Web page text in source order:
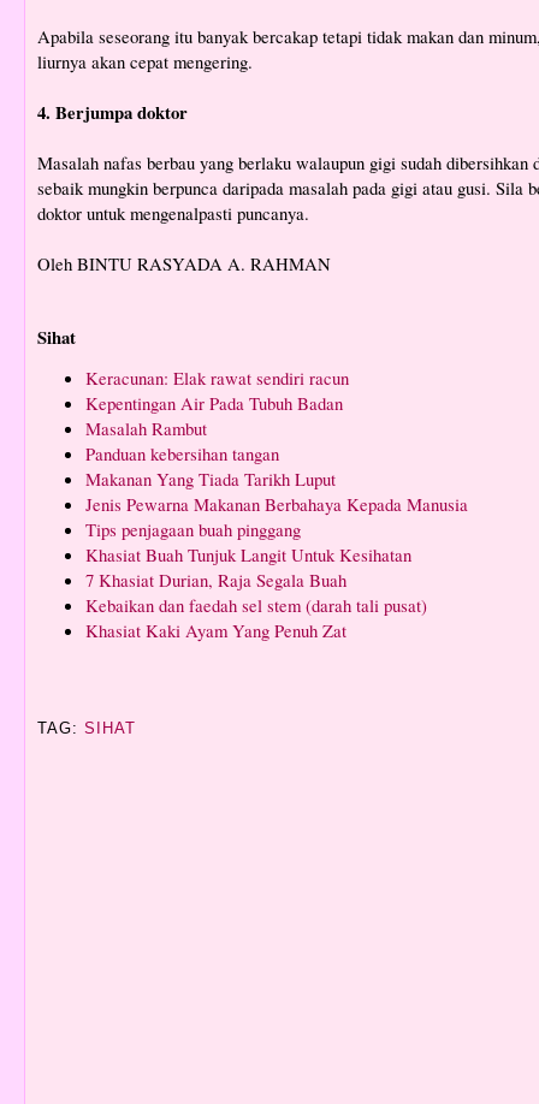
Apabila seseorang itu banyak bercakap tetapi tidak makan dan
liurnya akan cepat mengering.
4. Berjumpa doktor
Masalah nafas berbau yang berlaku walaupun gigi sudah dibersihkan
sebaik mungkin berpunca daripada masalah pada gigi atau gusi. Sila
doktor untuk mengenalpasti puncanya.
Oleh BINTU RASYADA A. RAHMAN
Sihat
Keracunan: Elak rawat sendiri racun
Kepentingan Air Pada Tubuh Badan
Masalah Rambut
Panduan kebersihan tangan
Makanan Yang Tiada Tarikh Luput
Jenis Pewarna Makanan Berbahaya Kepada Manusia
Tips penjagaan buah pinggang
Khasiat Buah Tunjuk Langit Untuk Kesihatan
7 Khasiat Durian, Raja Segala Buah
Kebaikan dan faedah sel stem (darah tali pusat)
Khasiat Kaki Ayam Yang Penuh Zat
TAG: SIHAT